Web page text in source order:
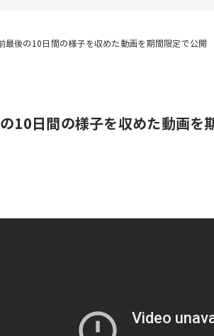
10日間の様子を収めた動画を
最後の10日間の様子を収めた動画を期間限定で公開